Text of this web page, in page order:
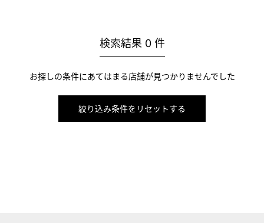
検索結果 0 件
お探しの条件にあてはまる店舗が見つかりませんでした
絞り込み条件をリセットする